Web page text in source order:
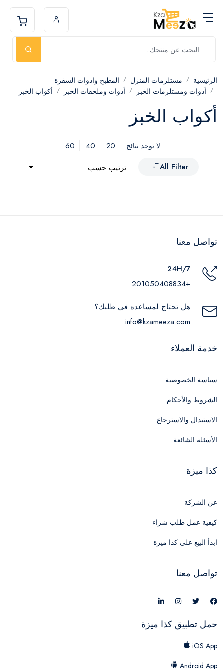
الرئيسية مستلزمات المنزل
المطبخ وادوات السفرة
أدوات ومستلزمات الخبز
أدوات وملحقات الخبز أكواب الخبز
أكواب الخبز
لا توجد نتائج 20
40
60
All Filter
ترتيب حسب
تواصل معنا
24H/7
+201050408834
هل تحتاج لمساعده في طلبك؟
info@kzameeza.com
خدمة العملاء
سياسة الخصوصية
الشروط والأحكام
الاستبدال والاسترجاع
الأسئلة الشائعة
كذا ميزة
عن الشركة
كيفية عمل طلب شراء
ابدأ البيع علي كذا ميزة
تواصل معنا
حمل تطبيق كذا ميزة
iOS App
Android App